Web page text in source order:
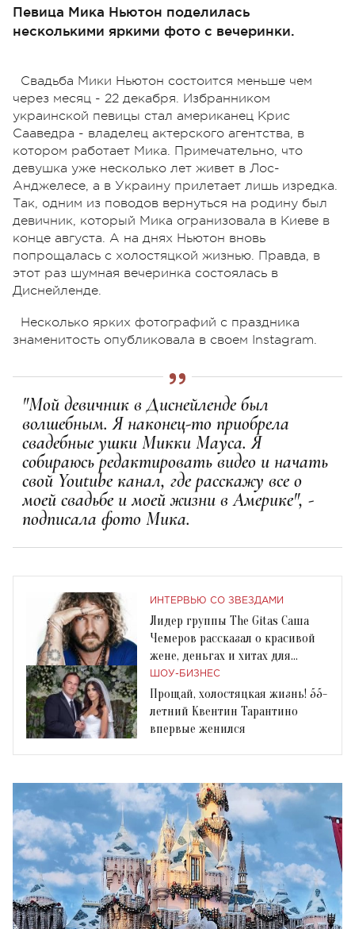
Певица Мика Ньютон поделилась
несколькими яркими фото с вечеринки.
Свадьба Мики Ньютон состоится меньше чем
через месяц - 22 декабря. Избранником
украинской певицы стал американец Крис
Сааведра - владелец актерского агентства, в
котором работает Мика. Примечательно, что
девушка уже несколько лет живет в Лос-
Анджелесе, а в Украину прилетает лишь изредка.
Так, одним из поводов вернуться на родину был
девичник, который Мика огранизовала в Киеве в
конце августа. А на днях Ньютон вновь
попрощалась с холостяцкой жизнью. Правда, в
этот раз шумная вечеринка состоялась в
Диснейленде.
Несколько ярких фотографий с праздника
знаменитость опубликовала в своем Instagram.
"Мой девичник в Диснейленде был
волшебным. Я наконец-то приобрела
свадебные ушки Микки Мауса. Я
собираюсь редактировать видео и начать
свой Youtube канал, где расскажу все о
моей свадьбе и моей жизни в Америке", -
подписала фото Мика.
ИНТЕРВЬЮ СО ЗВЕЗДАМИ
Лидер группы The Gitas Саша
Чемеров рассказал о красивой
жене, деньгах и хитах для
Артура Пирожкова
ШОУ-БИЗНЕС
Прощай, холостяцкая жизнь! 55-
летний Квентин Тарантино
впервые женился